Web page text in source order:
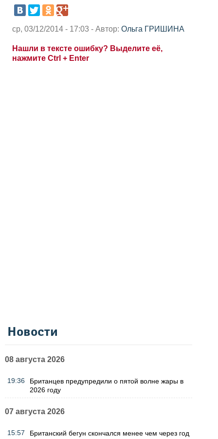
ср, 03/12/2014 - 17:03 - Автор: Ольга ГРИШИНА
Нашли в тексте ошибку? Выделите её,
нажмите Ctrl + Enter
Новости
08 августа 2026
19:36
Британцев предупредили о пятой волне жары в
2026 году
07 августа 2026
15:57
Британский бегун скончался менее чем через год